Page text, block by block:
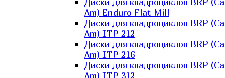
Диски для квадроциклов BRP
Am) Enduro Flat Mill
Диски для квадроциклов BRP
Am) ITP 212
Диски для квадроциклов BRP
Am) ITP 216
Диски для квадроциклов BRP
Am) ITP 312